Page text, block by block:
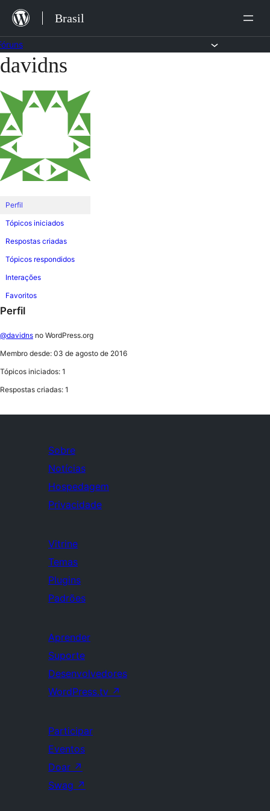
para
o
conteúdo
Brasil
Pular
o
conteúdo
davidns
Perfil
Tópicos iniciados
Respostas criadas
Tópicos respondidos
Interações
Favoritos
Perfil
@davidns no WordPress.org
Membro desde: 03 de agosto de 2016
Tópicos iniciados: 1
Respostas criadas: 1
Sobre
Notícias
Hospedagem
Privacidade
Vitrine
Temas
Plugins
Padrões
Aprender
Suporte
Desenvolvedores
WordPress.tv ↗
Participar
Eventos
Doar ↗
Swag ↗